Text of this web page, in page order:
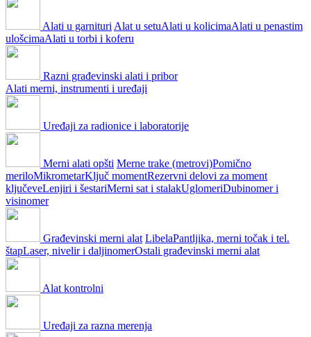
Alati u garnituri Alat u setuAlati u kolicimaAlati u penastim
ulošcimaAlati u torbi i koferu
Razni građevinski alati i pribor
Alati merni, instrumenti i uređaji
Uređaji za radionice i laboratorije
Merni alati opšti Merne trake (metrovi)Pomično
meriloMikrometarKljuč momentRezervni delovi za moment
ključeveLenjiri i šestariMerni sat i stalakUglomeriDubinomer i
visinomer
Građevinski merni alat LibelaPantljika, merni točak i tel.
štapLaser, nivelir i daljinomerOstali građevinski merni alat
Alat kontrolni
Uređaji za razna merenja